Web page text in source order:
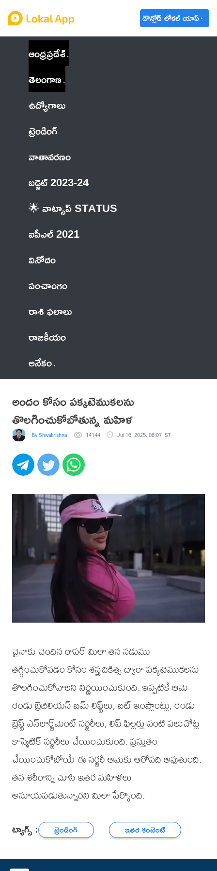
డౌన్లోడ్ లోకల్ యాప్
ఆంధ్రప్రదేశ్
తెలంగాణ
ఉద్యోగాలు
ట్రెండింగ్
వాతావరణం
బడ్జెట్ 2023-24
🌟 వాట్సాప్ STATUS
ఐపీఎల్ 2021
వినోదం
పంచాంగం
రాశి ఫలాలు
రాజకీయం
అనేకం
అందం కోసం పక్కటెముకలను
తొలగించుకోబోతున్న మహిళ
By Shivakrishna 14144 Jul 16, 2025, 08:07 IST
చైనాకు చెందిన రాపర్ మిలా తన నడుము
తగ్గించుకోవడం కోసం శస్త్రచికిత్స ద్వారా పక్కటెముకలను
తొలగించుకోవాలని నిర్ణయించుకుంది. ఇప్పటికే ఆమె
రెండు బ్రెజిలియన్ బమ్ లిఫ్ట్‌లు, బట్ ఇంప్లాంట్లు, రెండు
బ్రెస్ట్ ఎన్‌లార్జ్‌మెంట్ సర్జరీలు, లిప్ ఫిల్లర్లు వంటి పలుచోట్ల
కాస్మెటిక్ సర్జరీలు చేయించుకుంది. ప్రస్తుతం
చేయించుకోబోయే ఈ సర్జరీ ఆమెకు ఆరోవది అవుతుంది.
తన శరీరాన్ని చూసి ఇతర మహిళలు
అసూయపడుతున్నారని మిలా పేర్కొంది.
ట్యాగ్స్ : ట్రెండింగ్ ఇతర కంటెంట్